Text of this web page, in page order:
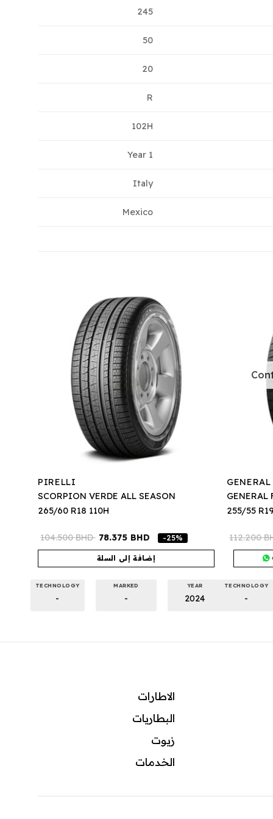
245
50
20
R
102H
1 Year
Italy
Mexico
GENERAL
255/55
112.200
TECHNOLOGY
-
PIRELLI
SCORPION VERDE ALL SEASON
265/60 R18 110H
104.500BHD 78.375 BHD -25%
إضافة إلى السلة
YEAR
2024
MARKED
-
TECHNOLOGY
-
الاطارات
البطاريات
زيوت
الخدمات